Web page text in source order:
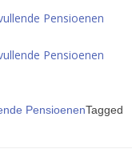
Pensioenen
Pensioenen
PensioenenTagged